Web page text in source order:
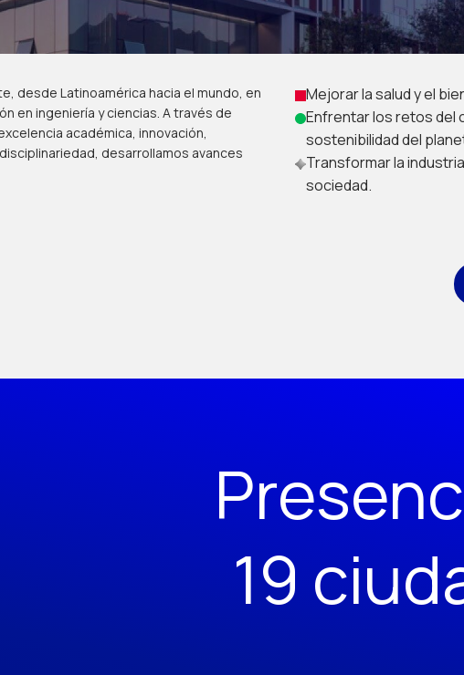
desde Latinoamérica hacia el mundo, en
en ingeniería y ciencias. A través de
académica, innovación,
desarrollamos avances
Mejorar la salud y el
Enfrentar los retos del
sostenibilidad del
Transformar la
sociedad.
19